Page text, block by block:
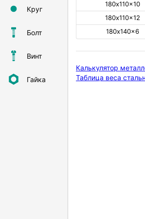
Круг
Болт
Винт
Гайка
180х110×10
180х110×12
180х140×6
Калькулятор
Таблица веса